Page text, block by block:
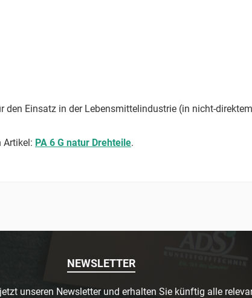
Einsatz in der Lebensmittelindustrie (in nicht-
Artikel: PA 6 G natur Drehteile.
NEWSLETTER
unseren Newsletter und erhalten Sie künftig alle